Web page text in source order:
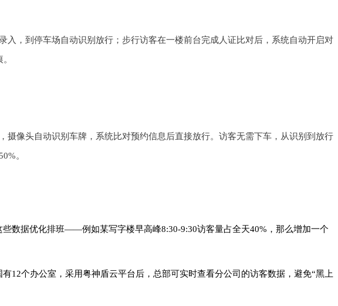
，到停车场自动识别放行；步行访客在一楼前台完成人证比对后，系统自动开启对
像头自动识别车牌，系统比对预约信息后直接放行。访客无需下车，从识别到放行
。
数据优化排班——例如某写字楼早高峰8:30-9:30访客量占全天40%，那么增加一个
12个办公室，采用粤神盾云平台后，总部可实时查看分公司的访客数据，避免“黑上